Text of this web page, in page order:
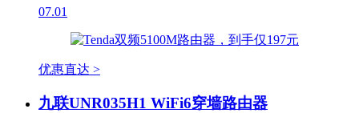
07.01
优惠直达 >
九联UNR035H1 WiFi6穿墙路由器